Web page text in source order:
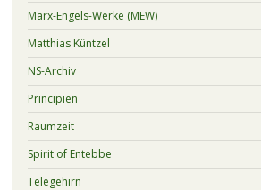
Marx-Engels-Werke (MEW)
Matthias Küntzel
NS-Archiv
Principien
Raumzeit
Spirit of Entebbe
Telegehirn